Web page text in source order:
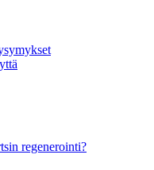
regenerointi?